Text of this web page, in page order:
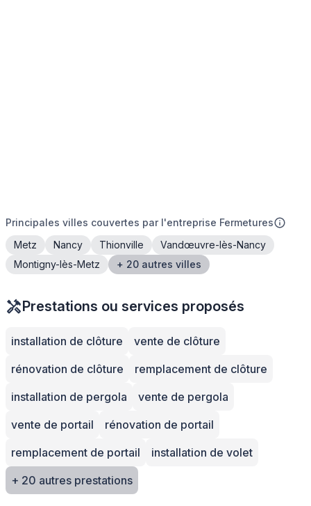
Principales villes couvertes par l'entreprise Fermetures
Metz
Nancy Thionville
Vandœuvre-lès-Nancy
Montigny-lès-Metz
+ 20 autres villes
Prestations ou services proposés
installation de clôture
vente de clôture
rénovation de clôture
remplacement de clôture
installation de pergola
vente de pergola
vente de portail
rénovation de portail
remplacement de portail
installation de volet
+ 20 autres prestations